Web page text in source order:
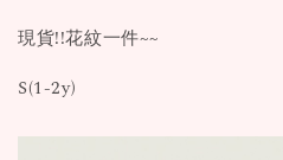
現貨!!花紋一件~~
S(1-2y)